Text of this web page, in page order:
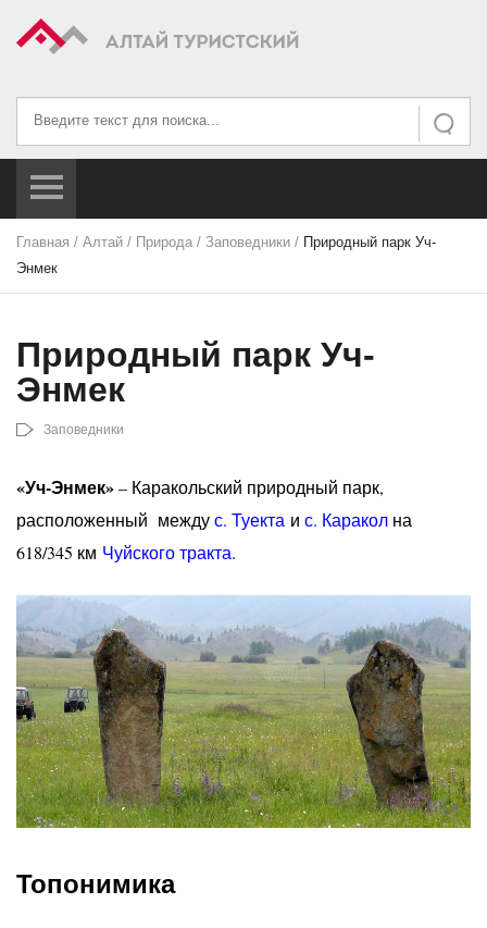
Искать
Искать...
Главная / Алтай / Природа / Заповедники / Природный парк Уч-
Энмек
Природный парк Уч-
Энмек
Заповедники
«Уч-Энмек»– Каракольский природный парк,
расположенный междус. Туекта и с. Каракол на
618/345 км Чуйского тракта.
Топонимика